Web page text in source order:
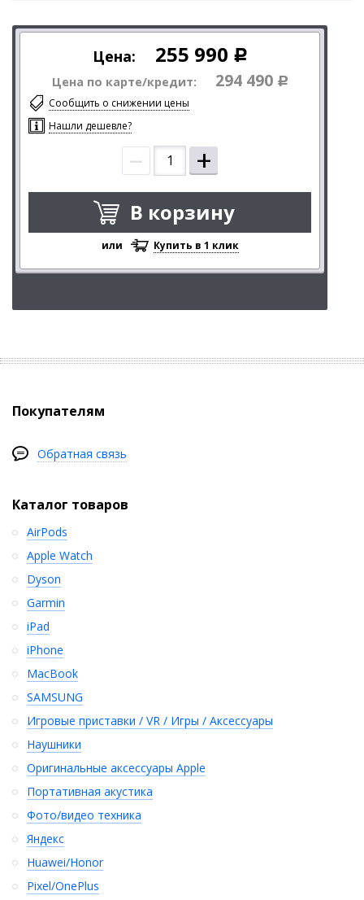
Цена: 255 990 Р
Цена по карте/кредит: 294 490 Р
Сообщить о снижении цены
Нашли дешевле?
– +
В корзину
или Купить в 1 клик
Покупателям
Обратная связь
Каталог товаров
AirPods
Apple Watch
Dyson
Garmin
iPad
iPhone
MacBook
SAMSUNG
Игровые приставки / VR / Игры / Аксессуары
Наушники
Оригинальные аксессуары Apple
Портативная акустика
Фото/видео техника
Яндекс
Huawei/Honor
Pixel/OnePlus